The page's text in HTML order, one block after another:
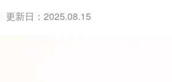
更新日：2025.08.15